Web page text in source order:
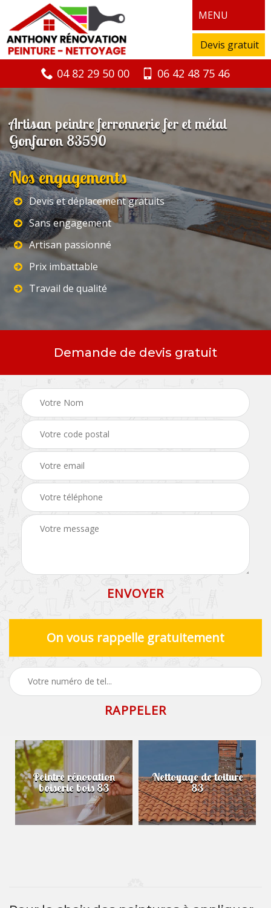
MENU
Devis gratuit
04 82 29 50 00 06 42 48 75 46
Artisan peintre ferronnerie fer et métal
Gonfaron 83590
Nos engagements
Devis et déplacement gratuits
Sans engagement
Artisan passionné
Prix imbattable
Travail de qualité
Demande de devis gratuit
On vous rappelle gratuitement
Peintre rénovation
boiserie bois 83
Nettoyage de toiture
83